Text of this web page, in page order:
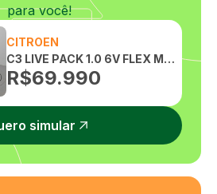
para você!
CITROEN
C3 LIVE PACK 1.0 6V FLEX MANUAL
R$69.990
simular